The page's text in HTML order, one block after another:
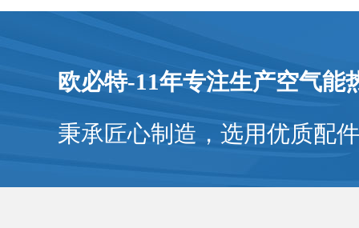
欧必特-11年专注生产空气能
秉承匠心制造，选用优质配